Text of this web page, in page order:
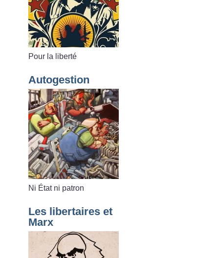
Pour la liberté
Autogestion
Ni État ni patron
Les libertaires et
Marx